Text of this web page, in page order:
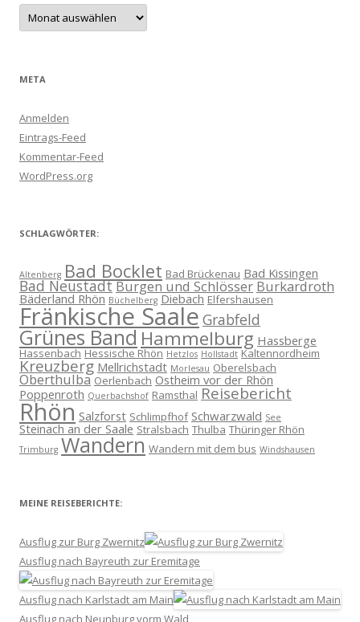
Archive
META
Anmelden
Eintrags-Feed
Kommentar-Feed
WordPress.org
SCHLAGWÖRTER:
Altenberg Bad Bocklet Bad Brückenau Bad Kissingen
Bad NeustadtBurgen und Schlösser Burkardroth
Bäderland Rhön Büchelberg Diebach Elfershausen
Fränkische Saale Grabfeld
Grünes BandHammelburg Hassberge
Hassenbach Hessische Rhön Hetzlos Hollstadt Kaltennordheim
Kreuzberg Mellrichstadt Morlesau Oberelsbach
Oberthulba Oerlenbach Ostheim vor der Rhön
Poppenroth Querbachshof Ramsthal Reisebericht
Rhön Salzforst Schlimpfhof Schwarzwald See
Steinach an der Saale Stralsbach Thulba Thüringer Rhön
Trimburg Wandern Wandern mit dem bus Windshausen
MEINE REISEBERICHTE:
Ausflug zur Burg Zwernitz
Ausflug nach Bayreuth zur Eremitage
Ausflug nach Karlstadt am Main
Ausflug nach Neunburg vorm Wald